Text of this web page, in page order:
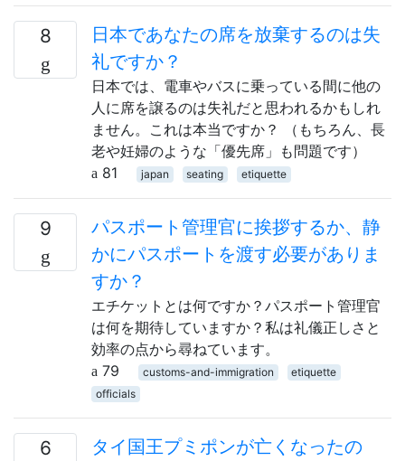
8
日本であなたの席を放棄するのは失
礼ですか？
日本では、電車やバスに乗っている間に他の
人に席を譲るのは失礼だと思われるかもしれ
ません。これは本当ですか？ （もちろん、長
老や妊婦のような「優先席」も問題です）
81
japan seating etiquette
9
パスポート管理官に挨拶するか、静
かにパスポートを渡す必要がありま
すか？
エチケットとは何ですか？パスポート管理官
は何を期待していますか？私は礼儀正しさと
効率の点から尋ねています。
79
customs-and-immigration
etiquette
officials
6
タイ国王プミポンが亡くなったの